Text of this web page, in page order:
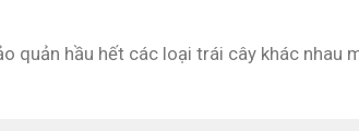
quản hầu hết các loại trái cây khác nhau